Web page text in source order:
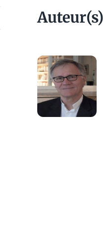
Auteur(s)